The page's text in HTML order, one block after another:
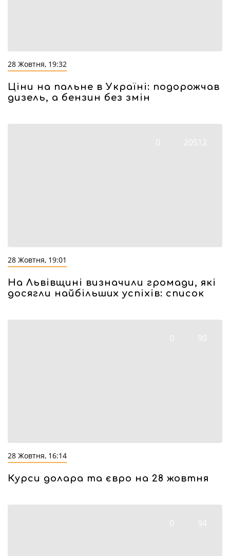
28 Жовтня, 19:32
Ціни на пальне в Україні: подорожчав
дизель, а бензин без змін
0 20512
28 Жовтня, 19:01
На Львівщині визначили громади, які
досягли найбільших успіхів: список
0 90
28 Жовтня, 16:14
Курси долара та євро на 28 жовтня
0 94